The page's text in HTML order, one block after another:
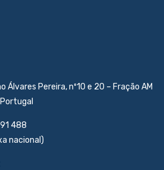
Álvares Pereira, nº10 e 20 – Fração AM
488
nacional)